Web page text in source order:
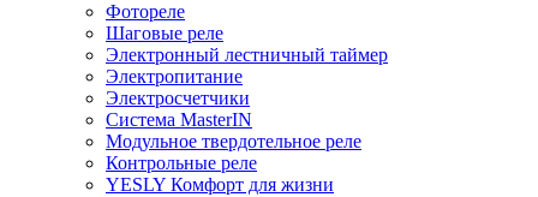
Фотореле
Шаговые реле
Электронный лестничный таймер
Электропитание
Электросчетчики
Система MasterIN
Модульное твердотельное реле
Контрольные реле
YESLY Комфорт для жизни